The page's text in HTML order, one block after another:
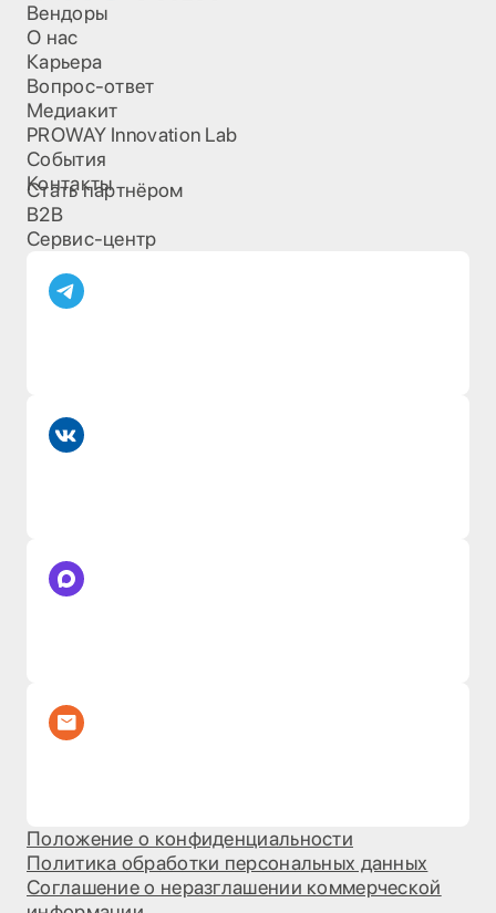
Положение о конфиденциальности
Политика обработки персональных данных
Соглашение о неразглашении коммерческой
Вендоры
О нас
Карьера
Вопрос-ответ
Медиакит
PROWAY Innovation Lab
События
Контакты
Стать партнёром
B2B
Сервис-центр